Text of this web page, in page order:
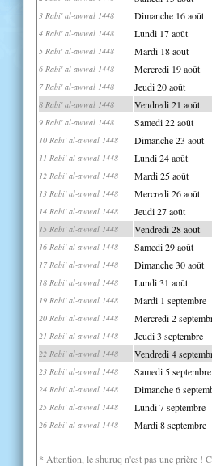
3 Rabi' al-awwal 1448 Dimanche 16 août
4 Rabi' al-awwal 1448 Lundi 17 août
5 Rabi' al-awwal 1448 Mardi 18 août
6 Rabi' al-awwal 1448 Mercredi 19 août
7 Rabi' al-awwal 1448 Jeudi 20 août
8 Rabi' al-awwal 1448 Vendredi 21 août
9 Rabi' al-awwal 1448 Samedi 22 août
10 Rabi' al-awwal 1448 Dimanche 23 août
11 Rabi' al-awwal 1448 Lundi 24 août
12 Rabi' al-awwal 1448 Mardi 25 août
13 Rabi' al-awwal 1448 Mercredi 26 août
14 Rabi' al-awwal 1448 Jeudi 27 août
15 Rabi' al-awwal 1448 Vendredi 28 août
16 Rabi' al-awwal 1448 Samedi 29 août
17 Rabi' al-awwal 1448 Dimanche 30 août
18 Rabi' al-awwal 1448 Lundi 31 août
19 Rabi' al-awwal 1448 Mardi 1 septembre
20 Rabi' al-awwal 1448 Mercredi 2
21 Rabi' al-awwal 1448 Jeudi 3 septembre
22 Rabi' al-awwal 1448 Vendredi 4
23 Rabi' al-awwal 1448 Samedi 5 septembre
24 Rabi' al-awwal 1448 Dimanche 6
25 Rabi' al-awwal 1448 Lundi 7 septembre
26 Rabi' al-awwal 1448 Mardi 8 septembre
* Attention, le shuruq n'est pas une prière !